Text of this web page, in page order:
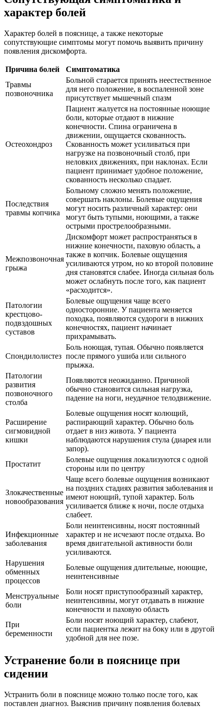
характер болей
Характер болей в пояснице, а также некоторые
сопутствующие симптомы могут помочь выявить причину
появления дискомфорта.
Причина болей
Симптоматика
Травмы
позвоночника
Больной старается принять неестественное
для него положение, в воспаленной зоне
присутствует мышечный спазм
Остеохондроз
Пациент жалуется на постоянные ноющие
боли, которые отдают в нижние
конечности. Спина ограничена в
движении, ощущается скованность.
Скованность может усиливаться при
нагрузке на позвоночный столб, при
неловких движениях, при наклонах. Если
пациент принимает удобное положение,
скованность несколько спадает.
Последствия
травмы копчика
Больному сложно менять положение,
совершать наклоны. Болевые ощущения
могут носить различный характер: они
могут быть тупыми, ноющими, а также
острыми прострелообразными.
Межпозвоночная
грыжа
Дискомфорт может распространяться в
нижние конечности, паховую область, а
также в копчик. Болевые ощущения
усиливаются утром, но ко второй половине
дня становятся слабее. Иногда сильная боль
может ослабнуть после того, как пациент
«расходится».
Патологии
крестцово-
подвздошных
суставов
Болевые ощущения чаще всего
односторонние. У пациента меняется
походка, появляются судороги в нижних
конечностях, пациент начинает
прихрамывать.
Спондилолистез
Боль ноющая, тупая. Обычно появляется
после прямого ушиба или сильного
прыжка.
Патологии
развития
позвоночного
столба
Появляются неожиданно. Причиной
обычно становится сильная нагрузка,
падение на ноги, неудачное телодвижение.
Расширение
сигмовидной
кишки
Болевые ощущения носят колющий,
распирающий характер. Обычно боль
отдает в низ живота. У пациента
наблюдаются нарушения стула (диарея или
запор).
Простатит
Болевые ощущения локализуются с одной
стороны или по центру
Злокачественные
новообразования
Чаще всего болевые ощущения возникают
на поздних стадиях развития заболевания и
имеют ноющий, тупой характер. Боль
усиливается ближе к ночи, после отдыха
слабеет.
Инфекционные
заболевания
Боли неинтенсивны, носят постоянный
характер и не исчезают после отдыха. Во
время двигательной активности боли
усиливаются.
Нарушения
обменных
процессов
Болевые ощущения длительные, ноющие,
неинтенсивные
Менструальные
боли
Боли носят приступообразный характер,
неинтенсивны, могут отдавать в нижние
конечности и паховую область
При
беременности
Боли носят ноющий характер, слабеют,
если пациентка лежит на боку или в другой
удобной для нее позе.
Устранение боли в пояснице при
сидении
Устранить боли в пояснице можно только после того, как
поставлен диагноз. Выяснив причину появления болевых